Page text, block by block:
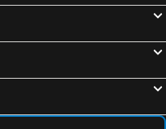
Lauderdale, Florida Hotell